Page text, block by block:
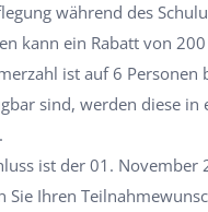
während des
kann ein Rabatt von
ist auf 6
sind, werden diese
ist der 01. November
Sie Ihren